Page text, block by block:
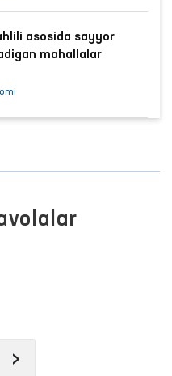
asosida sayyor
mahallalar
›